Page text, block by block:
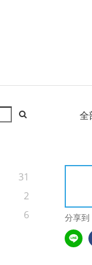
31
2
6
全
分享到